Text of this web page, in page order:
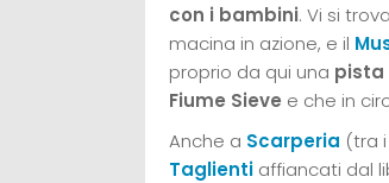
con i bambini. Vi si
macina in azione, e il
proprio da qui una pista
Fiume Sieve e che in
Anche a Scarperia (tra
Taglienti affiancati dal